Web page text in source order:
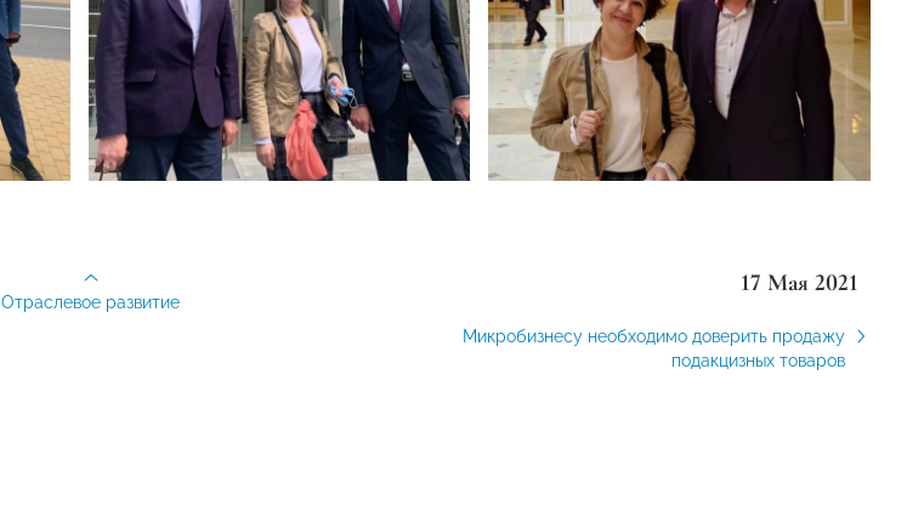
17 Мая 2021
Микробизнесу необходимо доверить продажу
подакцизных товаров
Отраслевое развитие